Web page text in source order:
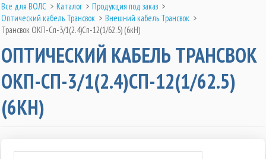
Все для ВОЛС > Каталог > Продукция под заказ >
Оптический кабель Трансвок > Внешний кабель Трансвок >
Трансвок ОКП-Сп-3/1(2.4)Сп-12(1/62.5) (6кН)
ОПТИЧЕСКИЙ КАБЕЛЬ ТРАНСВОК
ОКП-СП-3/1(2.4)СП-12(1/62.5)
(6КН)